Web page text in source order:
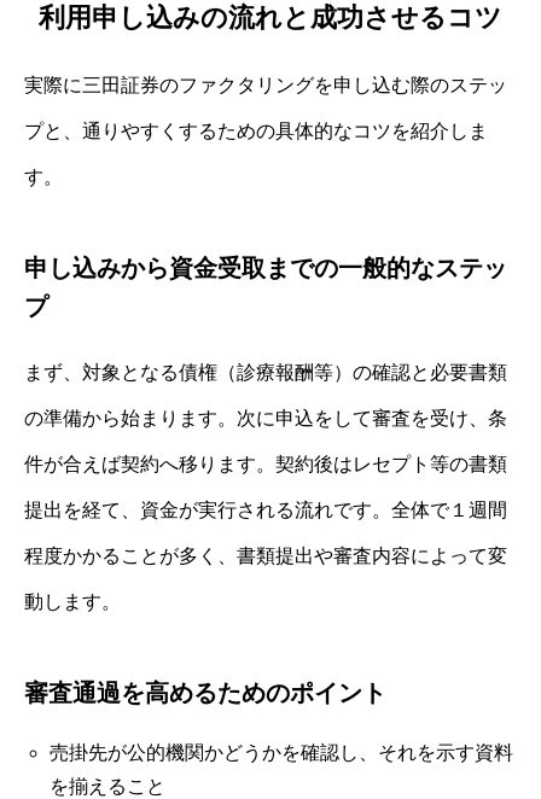
利用申し込みの流れと成功させるコツ
実際に三田証券のファクタリングを申し込む際のステッ
プと、通りやすくするための具体的なコツを紹介しま
す。
申し込みから資金受取までの一般的なステッ
プ
まず、対象となる債権（診療報酬等）の確認と必要書類
の準備から始まります。次に申込をして審査を受け、条
件が合えば契約へ移ります。契約後はレセプト等の書類
提出を経て、資金が実行される流れです。全体で１週間
程度かかることが多く、書類提出や審査内容によって変
動します。
審査通過を高めるためのポイント
売掛先が公的機関かどうかを確認し、それを示す資料
を揃えること